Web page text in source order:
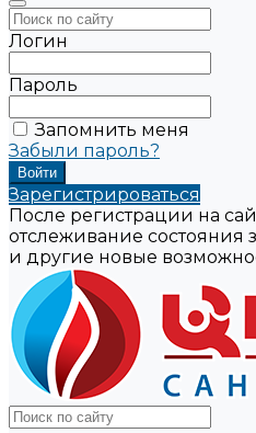
Логин
Пароль
Запомнить меня
Забыли пароль?
Зарегистрироваться
После регистрации на
отслеживание состояния
и другие новые